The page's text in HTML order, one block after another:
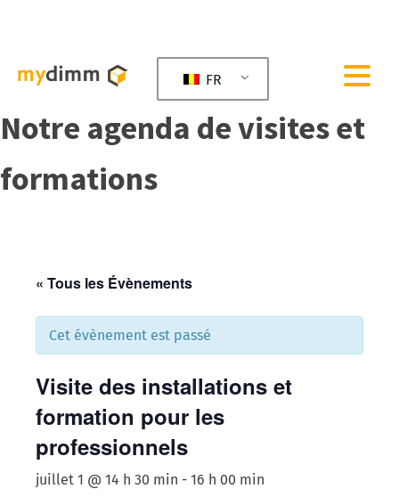
FR
Notre agenda de visites et
formations
« Tous les Évènements
Cet évènement est passé
Visite des installations et
formation pour les
professionnels
juillet 1 @ 14 h 30 min - 16 h 00 min